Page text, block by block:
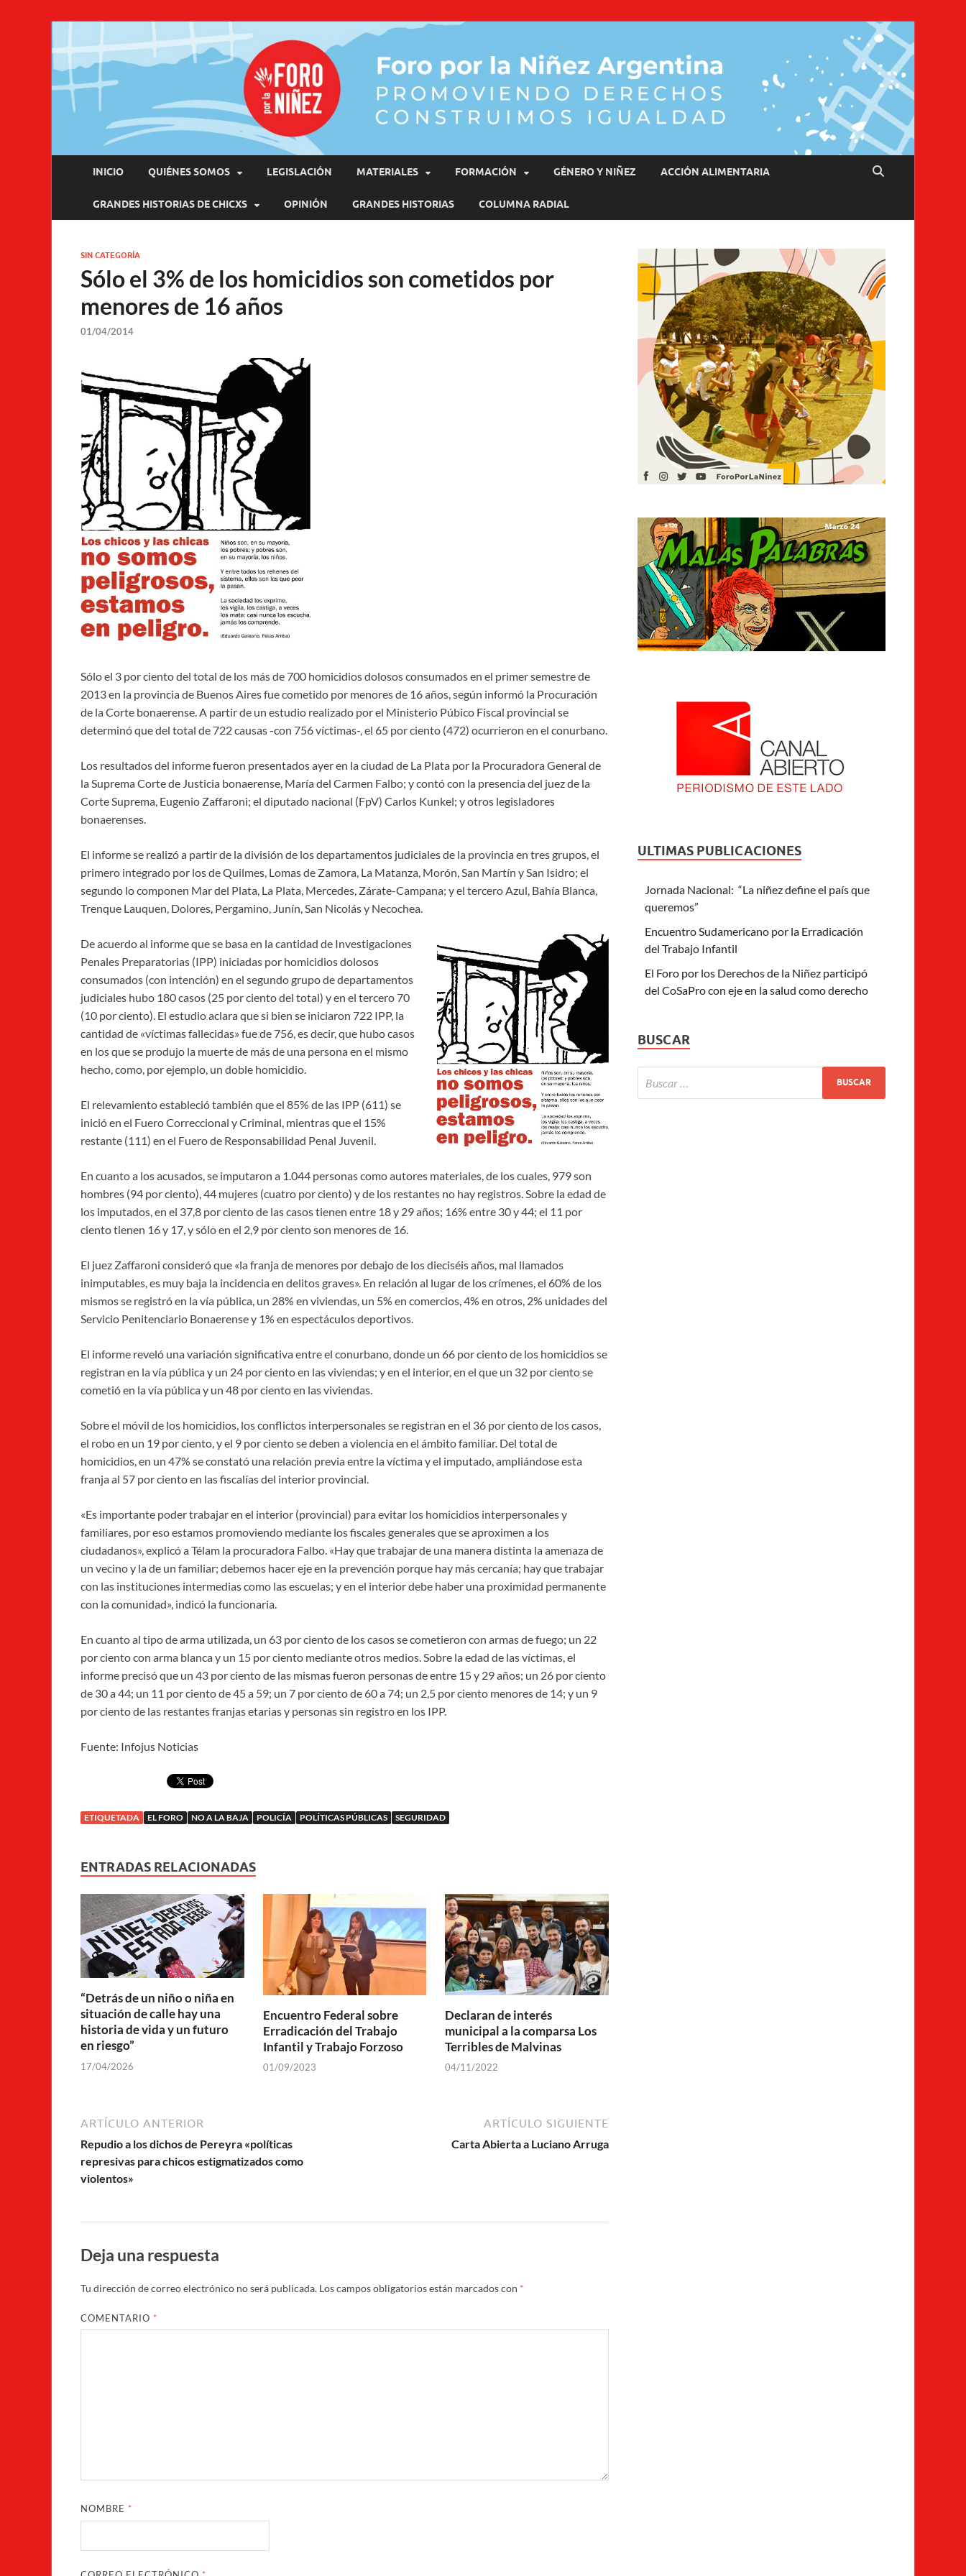
Promoviendo Derechos, Construimos Igualdad
INICIO QUIÉNES SOMOS LEGISLACIÓN MATERIALES FORMACIÓN GÉNERO Y NIÑEZ ACCIÓN ALIMENTARIA
GRANDES HISTORIAS DE CHICXS OPINIÓN GRANDES HISTORIAS COLUMNA RADIAL
SIN CATEGORÍA
Sólo el 3% de los homicidios son cometidos por
menores de 16 años
01/04/2014
Sólo el 3 por ciento del total de los más de 700 homicidios dolosos consumados en el primer semestre de
2013 en la provincia de Buenos Aires fue cometido por menores de 16 años, según informó la Procuración
de la Corte bonaerense. A partir de un estudio realizado por el Ministerio Púbico Fiscal provincial se
determinó que del total de 722 causas -con 756 víctimas-, el 65 por ciento (472) ocurrieron en el conurbano.
Los resultados del informe fueron presentados ayer en la ciudad de La Plata por la Procuradora General de
la Suprema Corte de Justicia bonaerense, María del Carmen Falbo; y contó con la presencia del juez de la
Corte Suprema, Eugenio Zaffaroni; el diputado nacional (FpV) Carlos Kunkel; y otros legisladores
bonaerenses.
El informe se realizó a partir de la división de los departamentos judiciales de la provincia en tres grupos, el
primero integrado por los de Quilmes, Lomas de Zamora, La Matanza, Morón, San Martín y San Isidro; el
segundo lo componen Mar del Plata, La Plata, Mercedes, Zárate-Campana; y el tercero Azul, Bahía Blanca,
Trenque Lauquen, Dolores, Pergamino, Junín, San Nicolás y Necochea.
De acuerdo al informe que se basa en la cantidad de Investigaciones
Penales Preparatorias (IPP) iniciadas por homicidios dolosos
consumados (con intención) en el segundo grupo de departamentos
judiciales hubo 180 casos (25 por ciento del total) y en el tercero 70
(10 por ciento). El estudio aclara que si bien se iniciaron 722 IPP, la
cantidad de «víctimas fallecidas» fue de 756, es decir, que hubo casos
en los que se produjo la muerte de más de una persona en el mismo
hecho, como, por ejemplo, un doble homicidio.
El relevamiento estableció también que el 85% de las IPP (611) se
inició en el Fuero Correccional y Criminal, mientras que el 15%
restante (111) en el Fuero de Responsabilidad Penal Juvenil.
En cuanto a los acusados, se imputaron a 1.044 personas como autores materiales, de los cuales, 979 son
hombres (94 por ciento), 44 mujeres (cuatro por ciento) y de los restantes no hay registros. Sobre la edad de
los imputados, en el 37,8 por ciento de las casos tienen entre 18 y 29 años; 16% entre 30 y 44; el 11 por
ciento tienen 16 y 17, y sólo en el 2,9 por ciento son menores de 16.
El juez Zaffaroni consideró que «la franja de menores por debajo de los dieciséis años, mal llamados
inimputables, es muy baja la incidencia en delitos graves». En relación al lugar de los crímenes, el 60% de los
mismos se registró en la vía pública, un 28% en viviendas, un 5% en comercios, 4% en otros, 2% unidades del
Servicio Penitenciario Bonaerense y 1% en espectáculos deportivos.
El informe reveló una variación significativa entre el conurbano, donde un 66 por ciento de los homicidios se
registran en la vía pública y un 24 por ciento en las viviendas; y en el interior, en el que un 32 por ciento se
cometió en la vía pública y un 48 por ciento en las viviendas.
Sobre el móvil de los homicidios, los conflictos interpersonales se registran en el 36 por ciento de los casos,
el robo en un 19 por ciento, y el 9 por ciento se deben a violencia en el ámbito familiar. Del total de
homicidios, en un 47% se constató una relación previa entre la víctima y el imputado, ampliándose esta
franja al 57 por ciento en las fiscalías del interior provincial.
«Es importante poder trabajar en el interior (provincial) para evitar los homicidios interpersonales y
familiares, por eso estamos promoviendo mediante los fiscales generales que se aproximen a los
ciudadanos», explicó a Télam la procuradora Falbo. «Hay que trabajar de una manera distinta la amenaza de
un vecino y la de un familiar; debemos hacer eje en la prevención porque hay más cercanía; hay que trabajar
con las instituciones intermedias como las escuelas; y en el interior debe haber una proximidad permanente
con la comunidad», indicó la funcionaria.
En cuanto al tipo de arma utilizada, un 63 por ciento de los casos se cometieron con armas de fuego; un 22
por ciento con arma blanca y un 15 por ciento mediante otros medios. Sobre la edad de las víctimas, el
informe precisó que un 43 por ciento de las mismas fueron personas de entre 15 y 29 años; un 26 por ciento
de 30 a 44; un 11 por ciento de 45 a 59; un 7 por ciento de 60 a 74; un 2,5 por ciento menores de 14; y un 9
por ciento de las restantes franjas etarias y personas sin registro en los IPP.
Fuente: Infojus Noticias
ETIQUETADA EL FORO NO A LA BAJA POLICÍA POLÍTICAS PÚBLICAS SEGURIDAD
ENTRADAS RELACIONADAS
“Detrás de un niño o niña en
situación de calle hay una
historia de vida y un futuro
en riesgo”
17/04/2026
Encuentro Federal sobre
Erradicación del Trabajo
Infantil y Trabajo Forzoso
01/09/2023
Declaran de interés
municipal a la comparsa Los
Terribles de Malvinas
04/11/2022
ARTÍCULO ANTERIOR
Repudio a los dichos de Pereyra «políticas
represivas para chicos estigmatizados como
violentos»
ARTÍCULO SIGUIENTE
Carta Abierta a Luciano Arruga
Deja una respuesta
Tu dirección de correo electrónico no será publicada. Los campos obligatorios están marcados con *
COMENTARIO *
NOMBRE *
ULTIMAS PUBLICACIONES
Jornada Nacional: “La niñez define el país que
queremos”
Encuentro Sudamericano por la Erradicación
del Trabajo Infantil
El Foro por los Derechos de la Niñez participó
del CoSaPro con eje en la salud como derecho
BUSCAR